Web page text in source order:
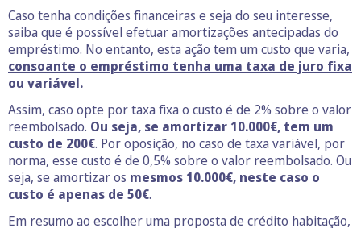
Caso tenha condições financeiras e seja do seu interesse,
saiba que é possível efetuar amortizações antecipadas do
empréstimo. No entanto, esta ação tem um custo que varia,
consoante o empréstimo tenha uma taxa de juro fixa
ou variável.
Assim, caso opte por taxa fixa o custo é de 2% sobre o valor
reembolsado. Ou seja, se amortizar 10.000€, tem um
custo de 200€. Por oposição, no caso de taxa variável, por
norma, esse custo é de 0,5% sobre o valor reembolsado. Ou
seja, se amortizar os mesmos 10.000€, neste caso o
custo é apenas de 50€.
Em resumo ao escolher uma proposta de crédito habitação,